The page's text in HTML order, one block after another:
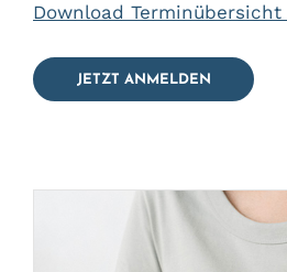
Download Terminübersicht
JETZT ANMELDEN